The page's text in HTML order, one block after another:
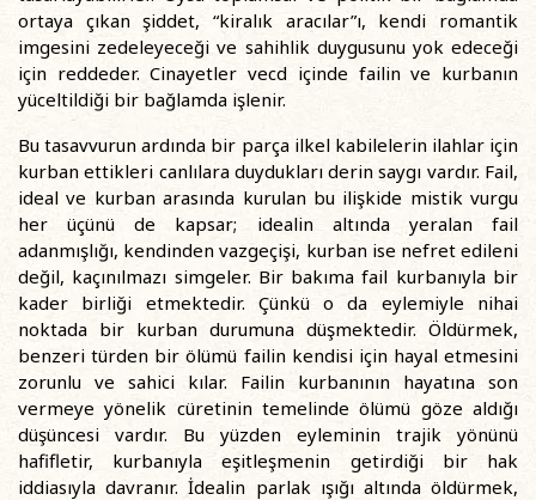
ortaya çıkan şiddet, “kiralık aracılar”ı, kendi romantik
imgesini zedeleyeceği ve sahihlik duygusunu yok edeceği
için reddeder. Cinayetler vecd içinde failin ve kurbanın
yüceltildiği bir bağlamda işlenir.
Bu tasavvurun ardında bir parça ilkel kabilelerin ilahlar için
kurban ettikleri canlılara duydukları derin saygı vardır. Fail,
ideal ve kurban arasında kurulan bu ilişkide mistik vurgu
her üçünü de kapsar; idealin altında yeralan fail
adanmışlığı, kendinden vazgeçişi, kurban ise nefret edileni
değil, kaçınılmazı simgeler. Bir bakıma fail kurbanıyla bir
kader birliği etmektedir. Çünkü o da eylemiyle nihai
noktada bir kurban durumuna düşmektedir. Öldürmek,
benzeri türden bir ölümü failin kendisi için hayal etmesini
zorunlu ve sahici kılar. Failin kurbanının hayatına son
vermeye yönelik cüretinin temelinde ölümü göze aldığı
düşüncesi vardır. Bu yüzden eyleminin trajik yönünü
hafifletir, kurbanıyla eşitleşmenin getirdiği bir hak
iddiasıyla davranır. İdealin parlak ışığı altında öldürmek,